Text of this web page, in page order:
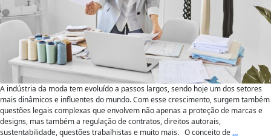
A indústria da moda tem evoluído a passos largos, sendo hoje um dos setores
mais dinâmicos e influentes do mundo. Com esse crescimento, surgem também
questões legais complexas que envolvem não apenas a proteção de marcas e
designs, mas também a regulação de contratos, direitos autorais,
sustentabilidade, questões trabalhistas e muito mais. O conceito de …